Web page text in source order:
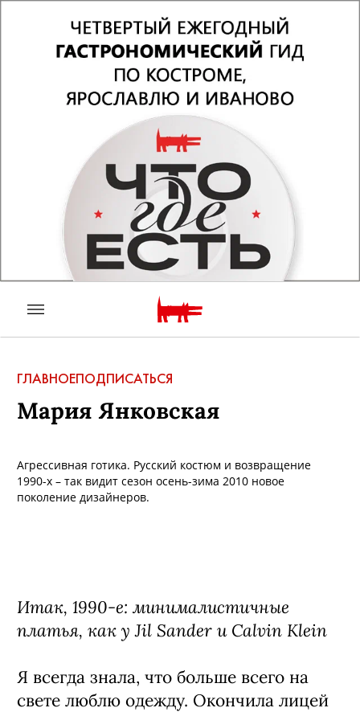
ГЛАВНОЕПОДПИСАТЬСЯ
Мария Янковская
Агрессивная готика. Русский костюм и возвращение
1990-х – так видит сезон осень-зима 2010 новое
поколение дизайнеров.
Итак, 1990-е: минималистичные
платья, как у Jil Sander и Calvin Klein
Я всегда знала, что больше всего на
свете люблю одежду. Окончила лицей